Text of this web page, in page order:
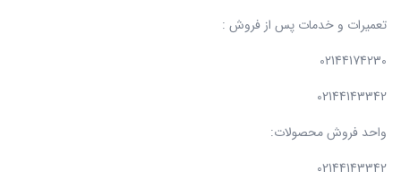
تعمیرات و خدمات پس از فروش :
02144174230
02144143342
واحد فروش محصولات:
02144143342